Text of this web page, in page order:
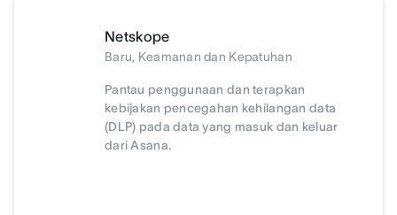
Netskope
Baru, Keamanan dan Kepatuhan
Pantau penggunaan dan terapkan
kebijakan pencegahan kehilangan data
(DLP) pada data yang masuk dan keluar
dari Asana.